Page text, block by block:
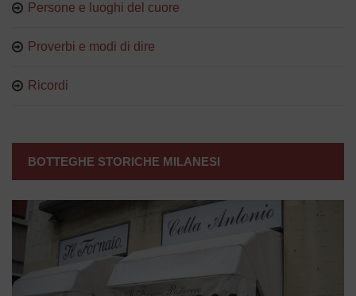
Persone e luoghi del cuore
Proverbi e modi di dire
Ricordi
BOTTEGHE STORICHE MILANESI